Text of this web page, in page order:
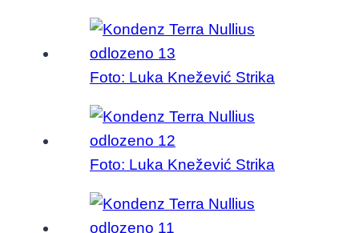
Foto: Luka Knežević Strika
Foto: Luka Knežević Strika